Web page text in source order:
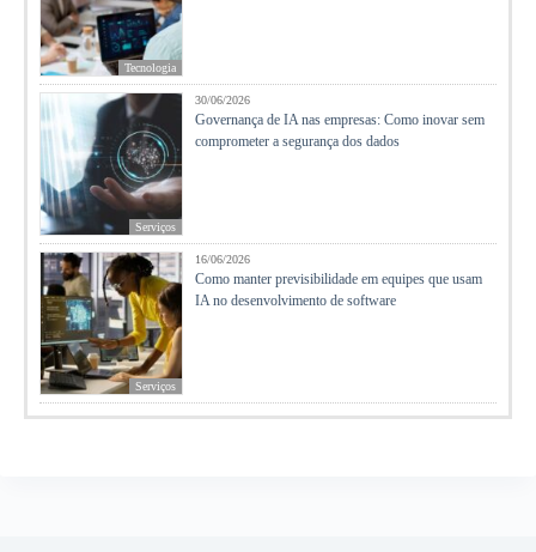
Tecnologia
Serviços
30/06/2026
Governança de IA nas empresas: Como inovar sem
comprometer a segurança dos dados
Serviços
16/06/2026
Como manter previsibilidade em equipes que usam
IA no desenvolvimento de software